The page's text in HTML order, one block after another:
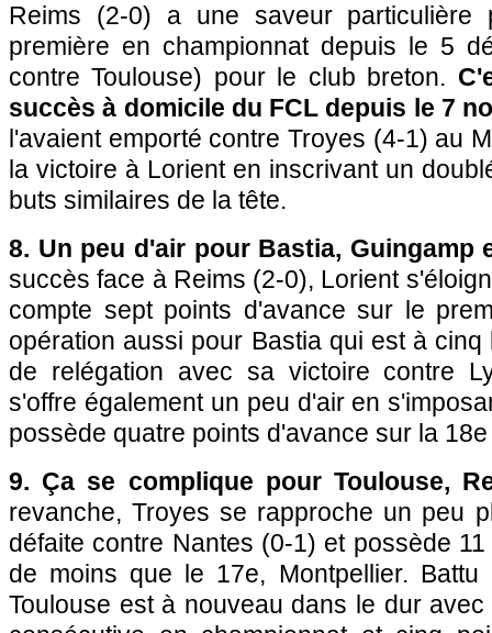
Reims (2-0) a une saveur particulière
première en championnat depuis le 5
contre Toulouse) pour le club breton.
succès à domicile du FCL depuis le 7
l'avaient emporté contre Troyes (4-1) au
la victoire à Lorient en inscrivant un
buts similaires de la tête.
8. Un peu d'air pour Bastia, Guingamp
succès face à Reims (2-0), Lorient
compte sept points d'avance sur le
opération aussi pour Bastia qui est à
de relégation avec sa victoire contre
s'offre également un peu d'air en
possède quatre points d'avance sur la
9. Ça se complique pour Toulouse,
revanche, Troyes se rapproche un peu
défaite contre Nantes (0-1) et possède
de moins que le 17e, Montpellier. Battu
Toulouse est à nouveau dans le dur